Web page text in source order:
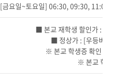
[금요일~토요일] 06:30, 09:30, 11:00
■ 본교 재학생 할인가 : [
■ 정상가 : [우등버
※ 본교 학생증 확인 (
※ 본교 학